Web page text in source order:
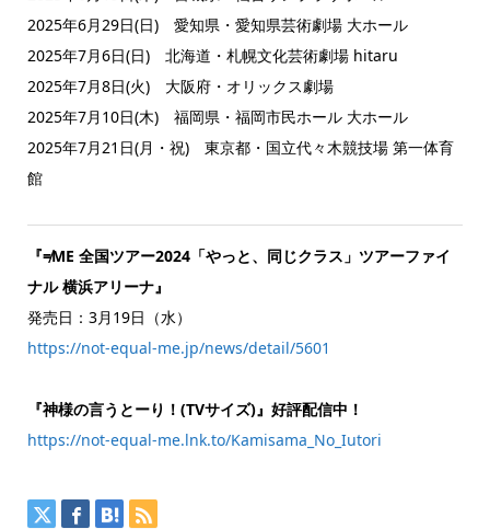
2025年6月29日(日) 愛知県・愛知県芸術劇場 大ホール
2025年7月6日(日) 北海道・札幌文化芸術劇場 hitaru
2025年7月8日(火) 大阪府・オリックス劇場
2025年7月10日(木) 福岡県・福岡市民ホール 大ホール
2025年7月21日(月・祝) 東京都・国立代々木競技場 第一体育
館
『≠ME 全国ツアー2024「やっと、同じクラス」ツアーファイ
ナル 横浜アリーナ』
発売日：3月19日（水）
https://not-equal-me.jp/news/detail/5601
『神様の言うとーり！(TVサイズ)』好評配信中！
https://not-equal-me.lnk.to/Kamisama_No_Iutori